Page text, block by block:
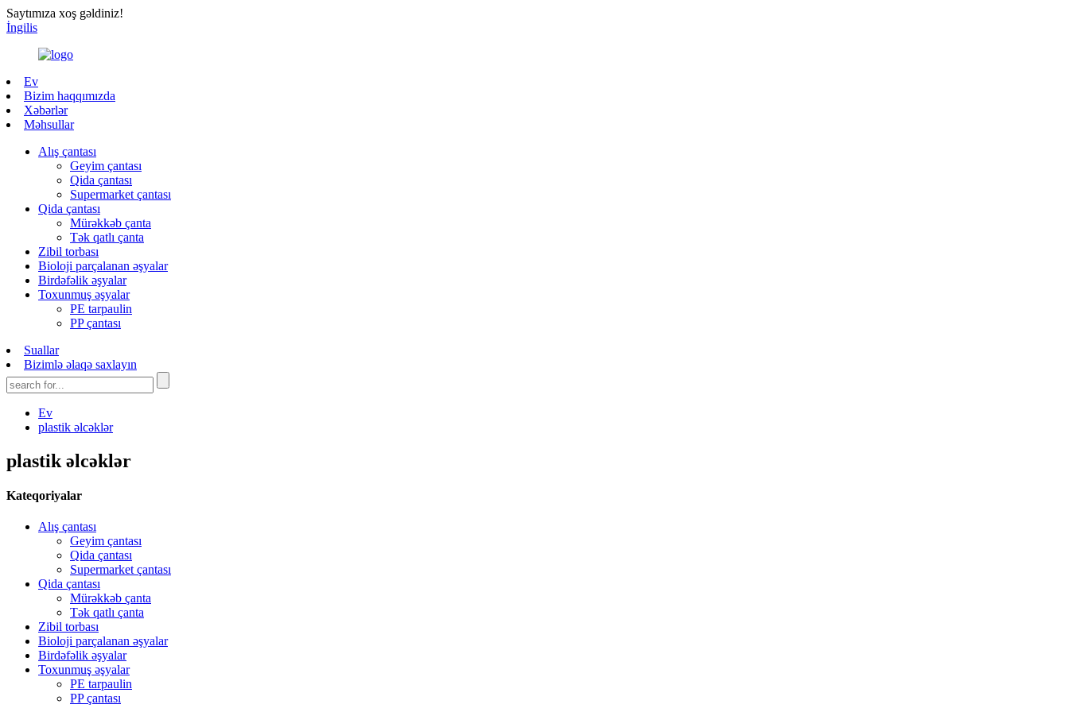
Saytımıza xoş gəldiniz!
İngilis
Ev
Bizim haqqımızda
Xəbərlər
Məhsullar
Alış çantası
Geyim çantası
Qida çantası
Supermarket çantası
Qida çantası
Mürəkkəb çanta
Tək qatlı çanta
Zibil torbası
Bioloji parçalanan əşyalar
Birdəfəlik əşyalar
Toxunmuş əşyalar
PE tarpaulin
PP çantası
Suallar
Bizimlə əlaqə saxlayın
Ev
plastik əlcəklər
plastik əlcəklər
Kateqoriyalar
Alış çantası
Geyim çantası
Qida çantası
Supermarket çantası
Qida çantası
Mürəkkəb çanta
Tək qatlı çanta
Zibil torbası
Bioloji parçalanan əşyalar
Birdəfəlik əşyalar
Toxunmuş əşyalar
PE tarpaulin
PP çantası